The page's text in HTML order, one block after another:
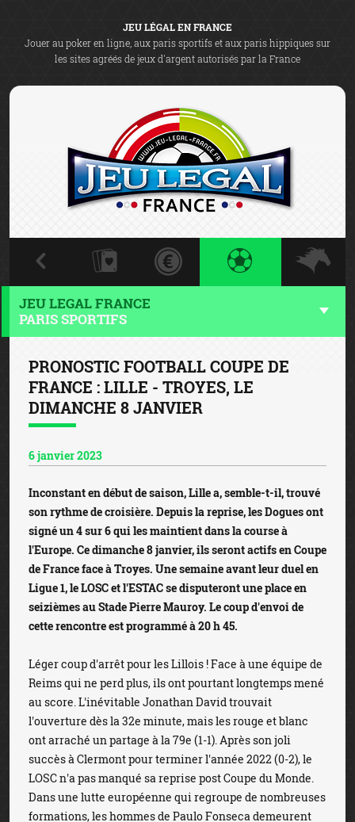
JEU LÉGAL EN FRANCE
Jouer au poker en ligne, aux paris sportifs et aux paris hippiques sur
les sites agréés de jeux d'argent autorisés par la France
JEU LEGAL FRANCE
PARIS SPORTIFS
PRONOSTIC FOOTBALL COUPE DE
FRANCE : LILLE - TROYES, LE
DIMANCHE 8 JANVIER
6 janvier 2023
Inconstant en début de saison, Lille a, semble-t-il, trouvé
son rythme de croisière. Depuis la reprise, les Dogues ont
signé un 4 sur 6 qui les maintient dans la course à
l'Europe. Ce dimanche 8 janvier, ils seront actifs en Coupe
de France face à Troyes. Une semaine avant leur duel en
Ligue 1, le LOSC et l'ESTAC se disputeront une place en
seizièmes au Stade Pierre Mauroy. Le coup d'envoi de
cette rencontre est programmé à 20 h 45.
Léger coup d'arrêt pour les Lillois ! Face à une équipe de
Reims qui ne perd plus, ils ont pourtant longtemps mené
au score. L'inévitable Jonathan David trouvait
l'ouverture dès la 32e minute, mais les rouge et blanc
ont arraché un partage à la 79e (1-1). Après son joli
succès à Clermont pour terminer l'année 2022 (0-2), le
LOSC n'a pas manqué sa reprise post Coupe du Monde.
Dans une lutte européenne qui regroupe de nombreuses
formations, les hommes de Paulo Fonseca demeurent